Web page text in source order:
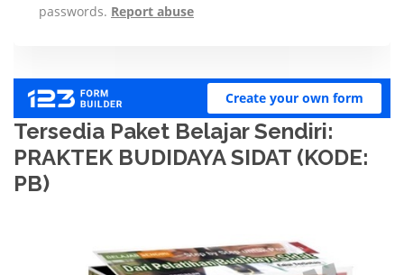
Tersedia Paket Belajar Sendiri:
PRAKTEK BUDIDAYA SIDAT (KODE:
PB)